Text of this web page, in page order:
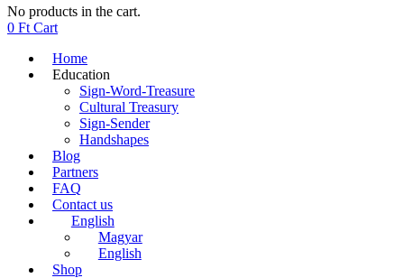
No products in the cart.
0 Ft Cart
Home
Education
Sign-Word-Treasure
Cultural Treasury
Sign-Sender
Handshapes
Blog
Partners
FAQ
Contact us
English
Magyar
English
Shop